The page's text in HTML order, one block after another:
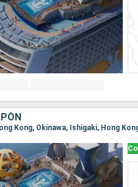
Kong, Okinawa, Ishigaki, Hong